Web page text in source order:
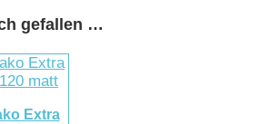
gefallen …
Extra